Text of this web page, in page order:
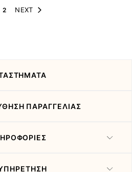
currently reading page
Page
2 Page
NEXT
ΠΑΡΑΓΓΕΛΙΑΣ